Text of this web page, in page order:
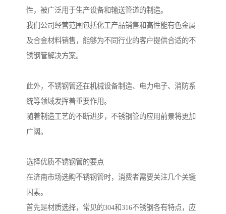
性，被广泛用于生产设备和输送管道的制造。
我们公司经营范围包括化工产品销售和高性能有色金属
及合金材料销售，能够为不同行业的客户提供合适的不
锈钢管解决方案。
此外，不锈钢管还在机械设备制造、电力电子、消防系
统等领域发挥着重要作用。
随着制造工艺的不断进步，不锈钢管的应用前景将更加
广阔。
选择优质不锈钢管的要点
在济南市场选购不锈钢管时，消费者需要关注几个关键
因素。
首先是材质选择，常见的304和316不锈钢各有特点，应